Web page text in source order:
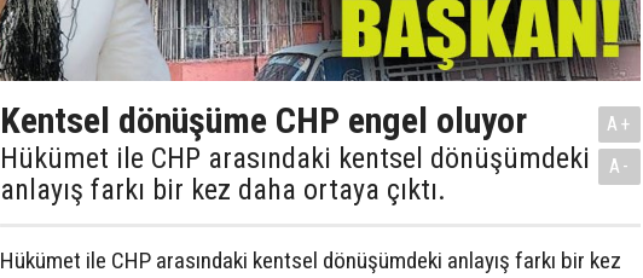
Kentsel dönüşüme CHP engel oluyor
Hükümet ile CHP arasındaki kentsel dönüşümdeki
anlayış farkı bir kez daha ortaya çıktı.
A+
A-
Hükümet ile CHP arasındaki kentsel dönüşümdeki anlayış farkı bir kez